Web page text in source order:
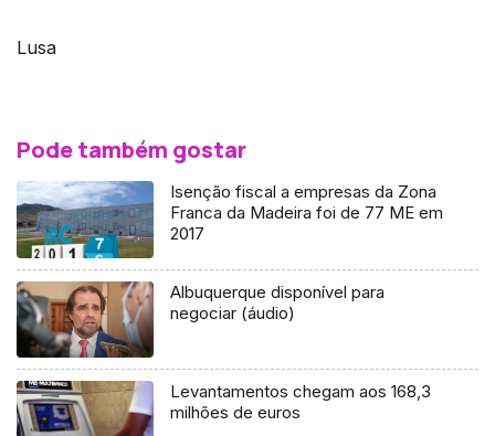
Lusa
Pode também gostar
Isenção fiscal a empresas da Zona
Franca da Madeira foi de 77 ME em
2017
Albuquerque disponível para
negociar (áudio)
Levantamentos chegam aos 168,3
milhões de euros